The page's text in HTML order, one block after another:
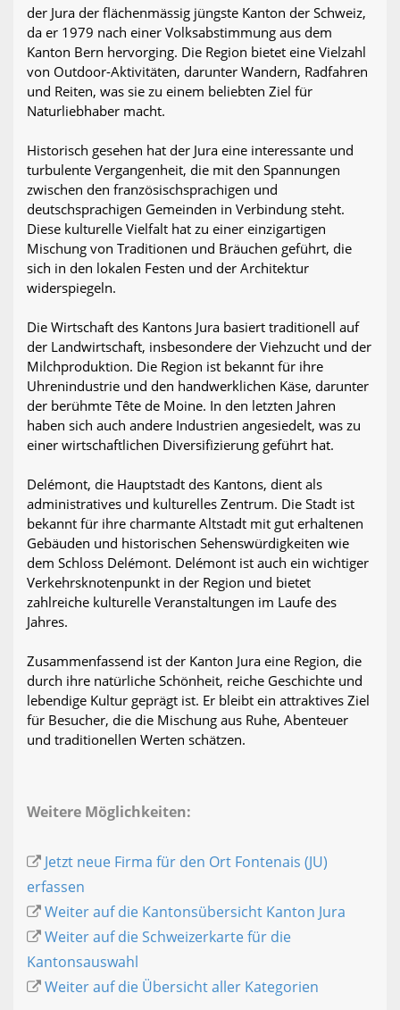
der Jura der flächenmässig jüngste Kanton der Schweiz,
da er 1979 nach einer Volksabstimmung aus dem
Kanton Bern hervorging. Die Region bietet eine Vielzahl
von Outdoor-Aktivitäten, darunter Wandern, Radfahren
und Reiten, was sie zu einem beliebten Ziel für
Naturliebhaber macht.
Historisch gesehen hat der Jura eine interessante und
turbulente Vergangenheit, die mit den Spannungen
zwischen den französischsprachigen und
deutschsprachigen Gemeinden in Verbindung steht.
Diese kulturelle Vielfalt hat zu einer einzigartigen
Mischung von Traditionen und Bräuchen geführt, die
sich in den lokalen Festen und der Architektur
widerspiegeln.
Die Wirtschaft des Kantons Jura basiert traditionell auf
der Landwirtschaft, insbesondere der Viehzucht und der
Milchproduktion. Die Region ist bekannt für ihre
Uhrenindustrie und den handwerklichen Käse, darunter
der berühmte Tête de Moine. In den letzten Jahren
haben sich auch andere Industrien angesiedelt, was zu
einer wirtschaftlichen Diversifizierung geführt hat.
Delémont, die Hauptstadt des Kantons, dient als
administratives und kulturelles Zentrum. Die Stadt ist
bekannt für ihre charmante Altstadt mit gut erhaltenen
Gebäuden und historischen Sehenswürdigkeiten wie
dem Schloss Delémont. Delémont ist auch ein wichtiger
Verkehrsknotenpunkt in der Region und bietet
zahlreiche kulturelle Veranstaltungen im Laufe des
Jahres.
Zusammenfassend ist der Kanton Jura eine Region, die
durch ihre natürliche Schönheit, reiche Geschichte und
lebendige Kultur geprägt ist. Er bleibt ein attraktives Ziel
für Besucher, die die Mischung aus Ruhe, Abenteuer
und traditionellen Werten schätzen.
Weitere Möglichkeiten:
Jetzt neue Firma für den Ort Fontenais (JU)
erfassen
Weiter auf die Kantonsübersicht Kanton Jura
Weiter auf die Schweizerkarte für die
Kantonsauswahl
Weiter auf die Übersicht aller Kategorien